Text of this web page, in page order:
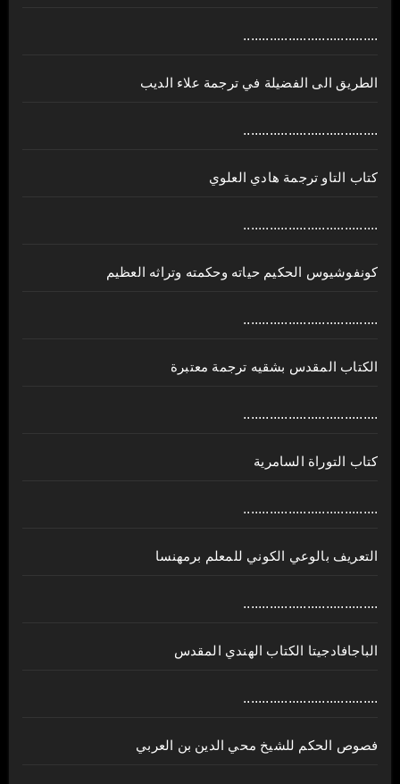
....................................
الطريق الى الفضيلة في ترجمة علاء الديب
....................................
كتاب التاو ترجمة هادي العلوي
....................................
كونفوشيوس الحكيم حياته وحكمته وتراثه العظيم
....................................
الكتاب المقدس بشقيه ترجمة معتبرة
....................................
كتاب التوراة السامرية
....................................
ﺍﻟﺘﻌﺮﻳﻒ ﺑﺎﻟﻮﻋﻲ ﺍﻟﻜﻮﻧﻲ للمعلم برمهنسا
....................................
الباجافادجيتا الكتاب الهندي المقدس
....................................
فصوص الحكم للشيخ محي الدين بن العربي